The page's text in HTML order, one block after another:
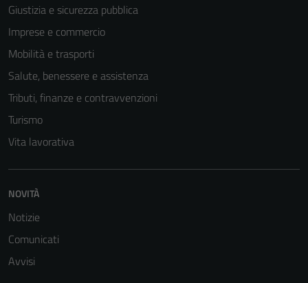
Giustizia e sicurezza pubblica
Imprese e commercio
Mobilità e trasporti
Salute, benessere e assistenza
Tributi, finanze e contravvenzioni
Turismo
Vita lavorativa
NOVITÀ
Notizie
Comunicati
Avvisi